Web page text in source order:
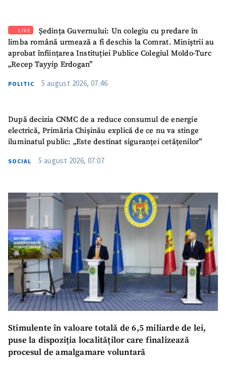
LIVE
Ședința Guvernului: Un colegiu cu predare în
limba română urmează a fi deschis la Comrat. Miniștrii au
aprobat înființarea Instituției Publice Colegiul Moldo-Turc
„Recep Tayyip Erdogan”
POLITIC 5 august 2026, 07:46
După decizia CNMC de a reduce consumul de energie
electrică, Primăria Chișinău explică de ce nu va stinge
iluminatul public: „Este destinat siguranței cetățenilor”
SOCIAL 5 august 2026, 07:07
Stimulente în valoare totală de 6,5 miliarde de lei,
puse la dispoziția localităților care finalizează
procesul de amalgamare voluntară